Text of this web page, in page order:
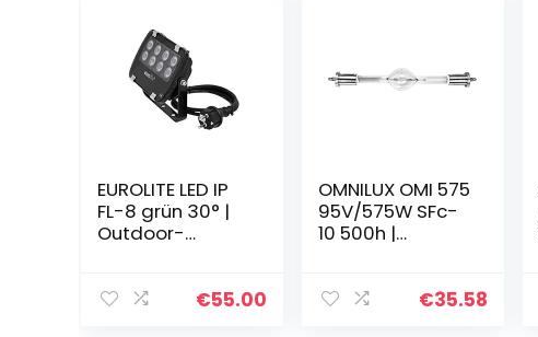
EUROLITE LED IP
FL-8 grün 30° |
Outdoor-
Watt-LED und
€55.00
OMNILUX OMI 575
95V/575W SFc-
10 500h |
€35.58